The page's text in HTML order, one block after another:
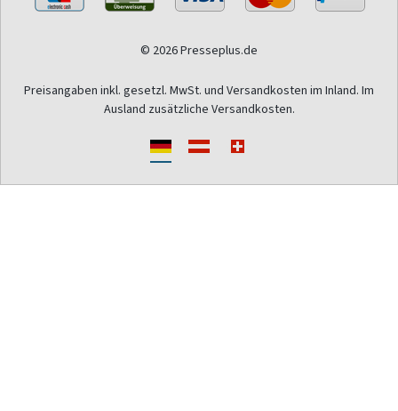
© 2026 Presseplus.de
Preisangaben inkl. gesetzl. MwSt. und Versandkosten im Inland. Im
Ausland zusätzliche Versandkosten.